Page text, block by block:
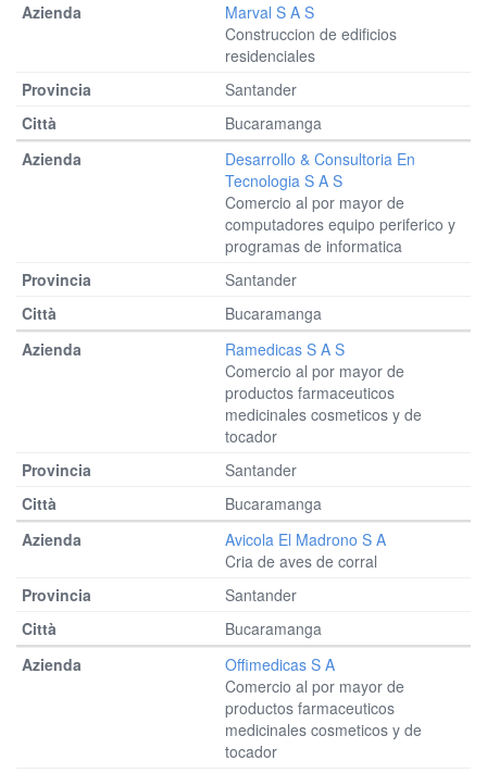
Marval S A S
Construccion de edificios
residenciales
Santander
Bucaramanga
Desarrollo & Consultoria En
Tecnologia S A S
Comercio al por mayor de
computadores equipo periferico y
programas de informatica
Santander
Bucaramanga
Ramedicas S A S
Comercio al por mayor de
productos farmaceuticos
medicinales cosmeticos y de
tocador
Santander
Bucaramanga
Avicola El Madrono S A
Cria de aves de corral
Santander
Bucaramanga
Offimedicas S A
Comercio al por mayor de
productos farmaceuticos
medicinales cosmeticos y de
tocador